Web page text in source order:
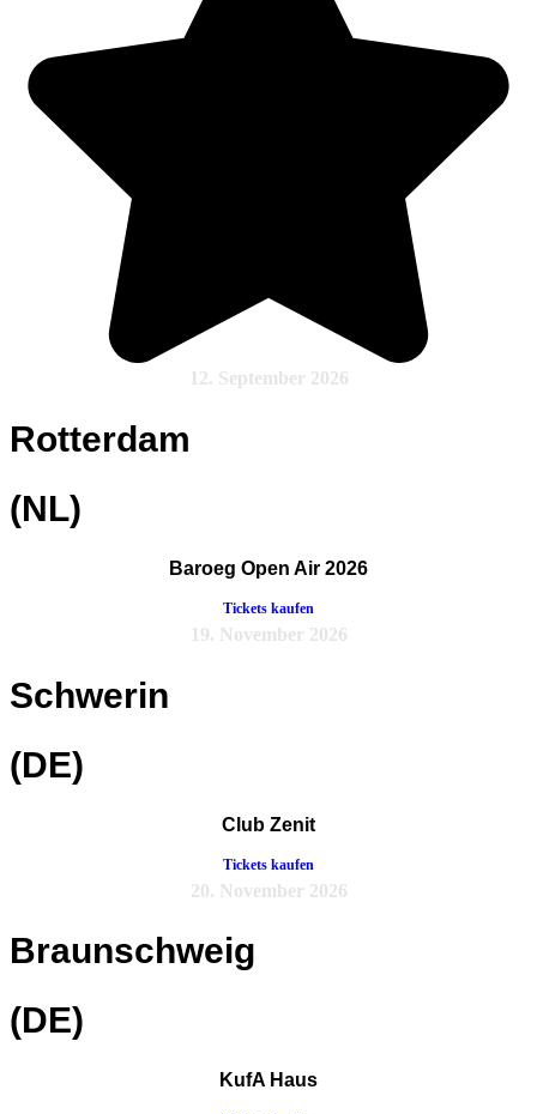
12. September 2026
Rotterdam
(NL)
Baroeg Open Air 2026
Tickets kaufen
19. November 2026
Schwerin
(DE)
Club Zenit
Tickets kaufen
20. November 2026
Braunschweig
(DE)
KufA Haus